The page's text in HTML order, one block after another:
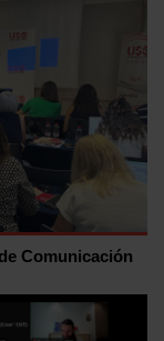
Comunicación